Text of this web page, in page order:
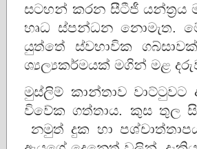
සටහන් කරන සීටීජී යන්ත්‍රය
හෘධ ස්පන්ධන නොමැත.
යුත්තේ ස්වභාවික
ශ්‍යල්‍යකර්මයක් මගින් මළ
මුස්ලිම් කාන්තාව
විවේක ගත්තාය. කුස තුල
නමුත් දුක හා